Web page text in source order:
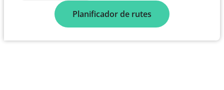
Planificador de rutes